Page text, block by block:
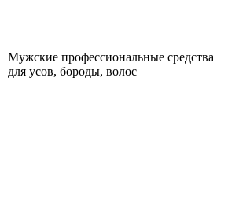
Мужские профессиональные средства
для усов, бороды, волос